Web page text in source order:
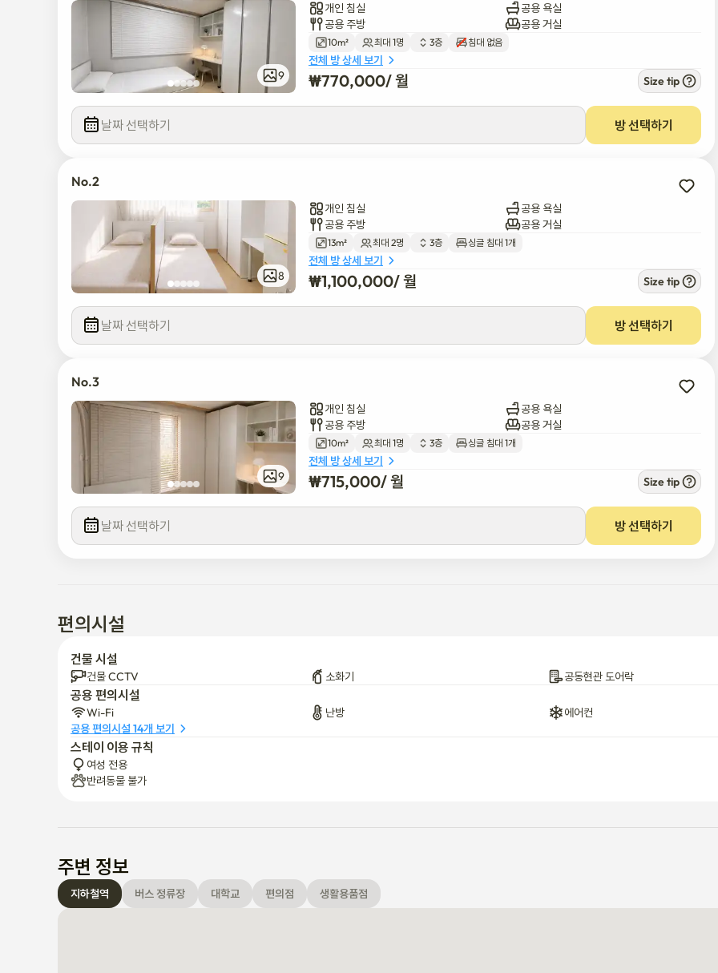
* 큰 소리로 말하거나 스피커를 통해 강의나 동영상을 시청하는 등 방 안에서 큰 소리가 나지 않도록 주의해 주세요. 이어폰이나 헤드폰
* 공유 공간을 항상 깨끗하고 깔끔하게 유지해 주시기 바랍니다.
* 재활용 지침에 따라 쓰레기를 적절히 분리하고 처리하세요.
* 다른 주민들을 배려하고 모두가 조용하고 편안한 생활 환경을 유지할 수 있도록 도와주세요.
협조와 이해에 감사드립니다. 😊
숙소는 건물 3층에 위치해 있으며 엘리베이터는 없습니다.
올리브영, 스타벅스, 맥도날드, 서브웨이, 공차 등 주요 편의시설을 도보로 5분 이내에 이용할 수 있는 편리한 위치에 있습니다. 또한 중
앙대학교 병원은 도보로 3분 거리에 있습니다.
내에서 필요한 모든 것을 찾을 수 있습니다. 😊
9
개인 침실
공용 욕실
공용 주방
공용 거실
10m² 최대 1명 3층 침대 없음
전체 방 상세 보기
₩770,000/ 월 Size tip
날짜 선택하기 방 선택하기
No.2
8
개인 침실
공용 욕실
공용 주방
공용 거실
13m² 최대 2명 3층 싱글 침대 1개
전체 방 상세 보기
₩1,100,000/ 월 Size tip
날짜 선택하기 방 선택하기
No.3
9
개인 침실
공용 욕실
공용 주방
공용 거실
10m² 최대 1명 3층 싱글 침대 1개
전체 방 상세 보기
₩715,000/ 월 Size tip
날짜 선택하기 방 선택하기
편의시설
건물 시설
건물 CCTV 소화기 공동현관 도어락
공용 편의시설
Wi-Fi 난방
에어컨
공용 편의시설 14개 보기
스테이 이용 규칙
여성 전용
반려동물 불가
주변 정보
지하철역 버스 정류장 대학교 편의점 생활용품점